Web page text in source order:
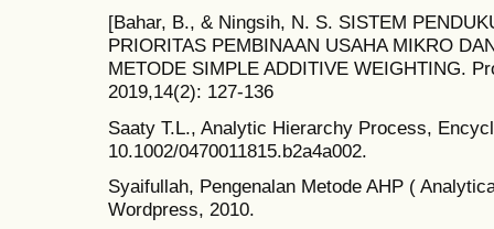
[Bahar, B., & Ningsih, N. S. SISTEM
PRIORITAS PEMBINAAN USAHA MIKRO
METODE SIMPLE ADDITIVE WEIGHTING.
2019,14(2): 127-136
Saaty T.L., Analytic Hierarchy Process,
10.1002/0470011815.b2a4a002.
Syaifullah, Pengenalan Metode AHP (
Wordpress, 2010.